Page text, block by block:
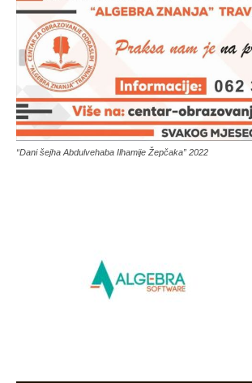
“Dani šejha Abdulvehaba Ilhamije Žepčaka” 2022